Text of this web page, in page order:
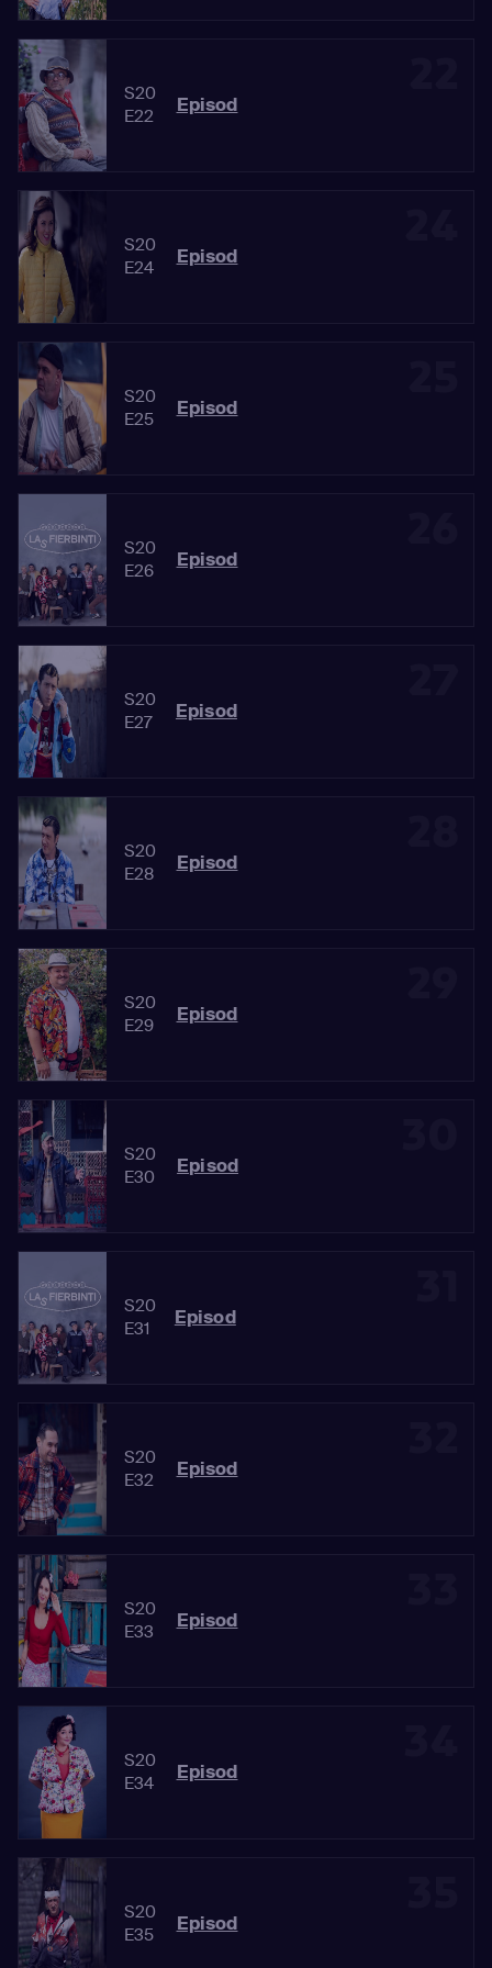
S20
E22
Episod
S20
E24
Episod
S20
E25
Episod
S20
E26
Episod
S20
E27
Episod
S20
E28
Episod
S20
E29
Episod
S20
E30
Episod
S20
E31
Episod
S20
E32
Episod
S20
E33
Episod
S20
E34
Episod
S20
E35
Episod